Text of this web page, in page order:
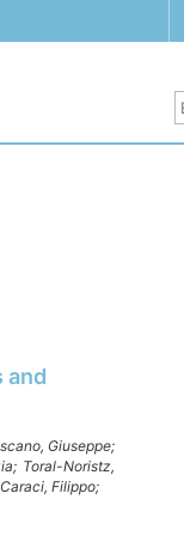
and
Giuseppe;
Toral-Noristz,
Caraci, Filippo;